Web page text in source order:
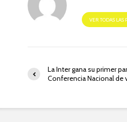
VER TODAS LAS
La Inter gana su primer
Conferencia Nacional de